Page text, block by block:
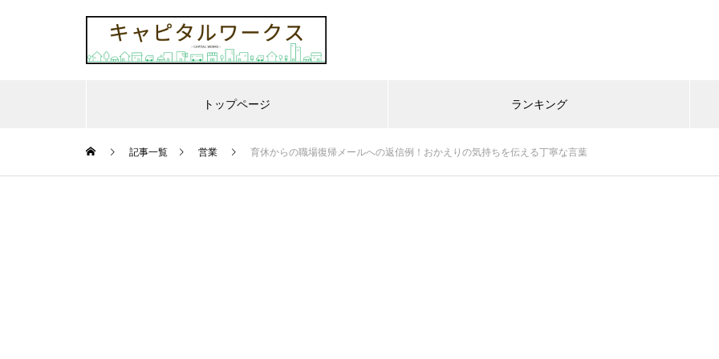
トップページ ランキング
記事一覧 営業 育休からの職場復帰メールへの返信例！おかえりの気持ちを伝える丁寧な言葉